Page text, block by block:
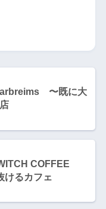
arbreims 〜既に大
COFFEE
るカフェ